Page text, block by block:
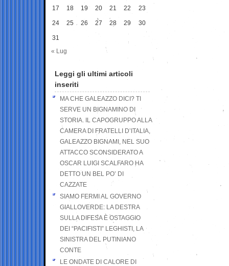
17 18 19 20 21 22 23
24 25 26 27 28 29 30
31
« Lug
Leggi gli ultimi articoli
inseriti
MA CHE GALEAZZO DICI? TI
SERVE UN BIGNAMINO DI
STORIA. IL CAPOGRUPPO ALLA
CAMERA DI FRATELLI D’ITALIA,
GALEAZZO BIGNAMI, NEL SUO
ATTACCO SCONSIDERATO A
OSCAR LUIGI SCALFARO HA
DETTO UN BEL PO’ DI
CAZZATE
SIAMO FERMI AL GOVERNO
GIALLOVERDE: LA DESTRA
SULLA DIFESA È OSTAGGIO
DEI “PACIFISTI” LEGHISTI, LA
SINISTRA DEL PUTINIANO
CONTE
LE ONDATE DI CALORE DI